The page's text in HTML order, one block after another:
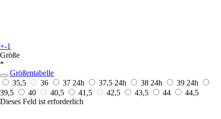
+-1
Größe
*
Größentabelle
35,5
36 37 24h 37,5 24h 38 24h 39 24h
39,5
40 40,5 41,5 42,5 43,5 44
44,5
Dieses Feld ist erforderlich